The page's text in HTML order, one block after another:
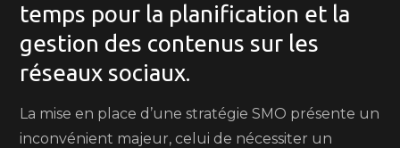
temps pour la planification et la
gestion des contenus sur les
réseaux sociaux.
La mise en place d’une stratégie SMO présente un
inconvénient majeur, celui de nécessiter un